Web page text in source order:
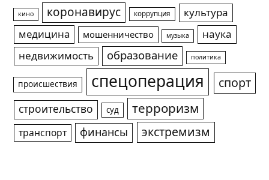
кино коронавирус коррупция
культура
медицина
мошенничество музыка
наука
недвижимость
образование политика
происшествия спецоперация спорт
строительство суд терроризм
транспорт финансы экстремизм